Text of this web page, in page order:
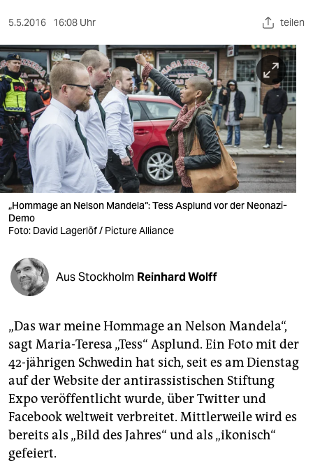
sport
berlin
nord
wahrheit
verlag
verlag
veranstaltungen
fragen & hilfe
abo
genossenschaft
epaper login
5.5.2016 16:08 Uhr teilen
„Hommage an Nelson Mandela“: Tess Asplund vor der Neonazi-
Demo
Foto: David Lagerlöf / Picture Alliance
Aus Stockholm Reinhard Wolff
„Das war meine Hommage an Nelson Mandela“,
sagt Maria-Teresa „Tess“ Asplund. Ein Foto mit der
42-jährigen Schwedin hat sich, seit es am Dienstag
auf der Website der antirassistischen Stiftung
Expo veröffentlicht wurde, über Twitter und
Facebook weltweit verbreitet. Mittlerweile wird es
bereits als „Bild des Jahres“ und als „ikonisch“
gefeiert.